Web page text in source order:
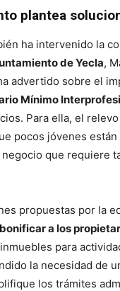
plantea
ha intervenido la
de Yecla,
advertido sobre el
Mínimo
Para ella, el
pocos jóvenes
que requiere
propuestas por la
bonificar a los
para
la necesidad de
los trámites